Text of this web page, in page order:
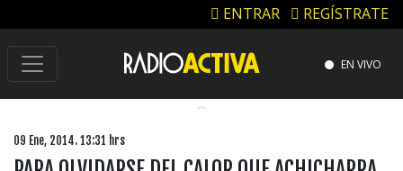
ENTRAR REGÍSTRATE
EN VIVO
09 Ene, 2014. 13:31 hrs